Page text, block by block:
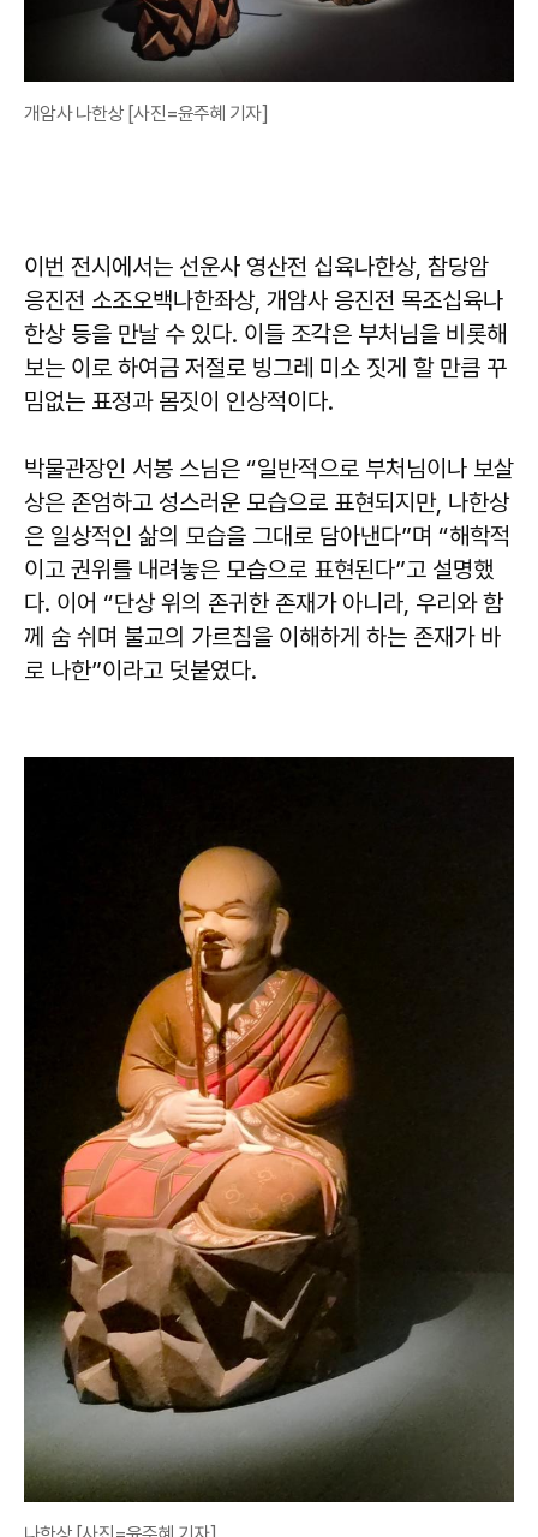
개암사 나한상 [사진=윤주혜 기자]
이번 전시에서는 선운사 영산전 십육나한상, 참당암
응진전 소조오백나한좌상, 개암사 응진전 목조십육나
한상 등을 만날 수 있다. 이들 조각은 부처님을 비롯해
보는 이로 하여금 저절로 빙그레 미소 짓게 할 만큼 꾸
밈없는 표정과 몸짓이 인상적이다.
박물관장인 서봉 스님은 “일반적으로 부처님이나 보살
상은 존엄하고 성스러운 모습으로 표현되지만, 나한상
은 일상적인 삶의 모습을 그대로 담아낸다”며 “해학적
이고 권위를 내려놓은 모습으로 표현된다”고 설명했
다. 이어 “단상 위의 존귀한 존재가 아니라, 우리와 함
께 숨 쉬며 불교의 가르침을 이해하게 하는 존재가 바
로 나한”이라고 덧붙였다.